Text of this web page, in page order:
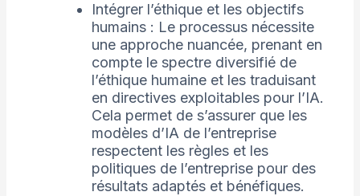
Intégrer l’éthique et les objectifs
humains : Le processus nécessite
une approche nuancée, prenant en
compte le spectre diversifié de
l’éthique humaine et les traduisant
en directives exploitables pour l’IA.
Cela permet de s’assurer que les
modèles d’IA de l’entreprise
respectent les règles et les
politiques de l’entreprise pour des
résultats adaptés et bénéfiques.